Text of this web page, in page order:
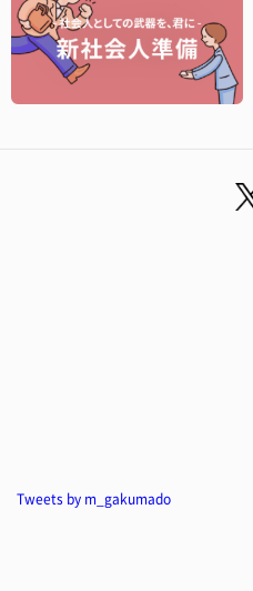
Tweets by m_gakumado